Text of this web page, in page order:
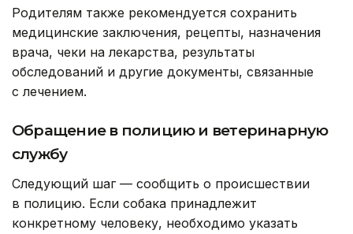
Родителям также рекомендуется сохранить
медицинские заключения, рецепты, назначения
врача, чеки на лекарства, результаты
обследований и другие документы, связанные
с лечением.
Обращение в полицию и ветеринарную
службу
Следующий шаг — сообщить о происшествии
в полицию. Если собака принадлежит
конкретному человеку, необходимо указать